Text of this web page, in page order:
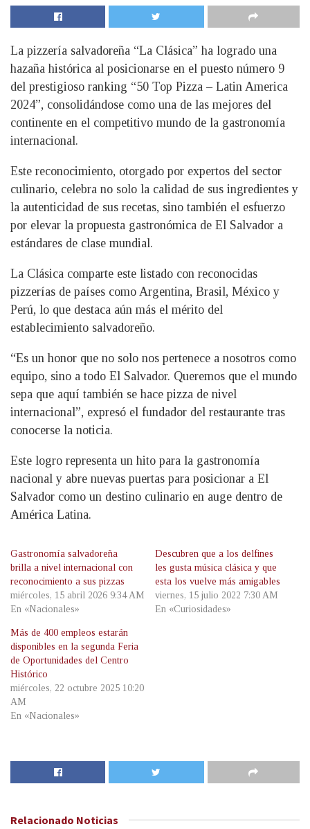
La pizzería salvadoreña “La Clásica” ha logrado una
hazaña histórica al posicionarse en el puesto número 9
del prestigioso ranking “50 Top Pizza – Latin America
2024”, consolidándose como una de las mejores del
continente en el competitivo mundo de la gastronomía
internacional.
Este reconocimiento, otorgado por expertos del sector
culinario, celebra no solo la calidad de sus ingredientes y
la autenticidad de sus recetas, sino también el esfuerzo
por elevar la propuesta gastronómica de El Salvador a
estándares de clase mundial.
La Clásica comparte este listado con reconocidas
pizzerías de países como Argentina, Brasil, México y
Perú, lo que destaca aún más el mérito del
establecimiento salvadoreño.
“Es un honor que no solo nos pertenece a nosotros como
equipo, sino a todo El Salvador. Queremos que el mundo
sepa que aquí también se hace pizza de nivel
internacional”, expresó el fundador del restaurante tras
conocerse la noticia.
Este logro representa un hito para la gastronomía
nacional y abre nuevas puertas para posicionar a El
Salvador como un destino culinario en auge dentro de
América Latina.
Gastronomía salvadoreña
brilla a nivel internacional con
reconocimiento a sus pizzas
miércoles, 15 abril 2026 9:34 AM
En «Nacionales»
Descubren que a los delfines
les gusta música clásica y que
esta los vuelve más amigables
viernes, 15 julio 2022 7:30 AM
En «Curiosidades»
Más de 400 empleos estarán
disponibles en la segunda Feria
de Oportunidades del Centro
Histórico
miércoles, 22 octubre 2025 10:20
AM
En «Nacionales»
Relacionado Noticias